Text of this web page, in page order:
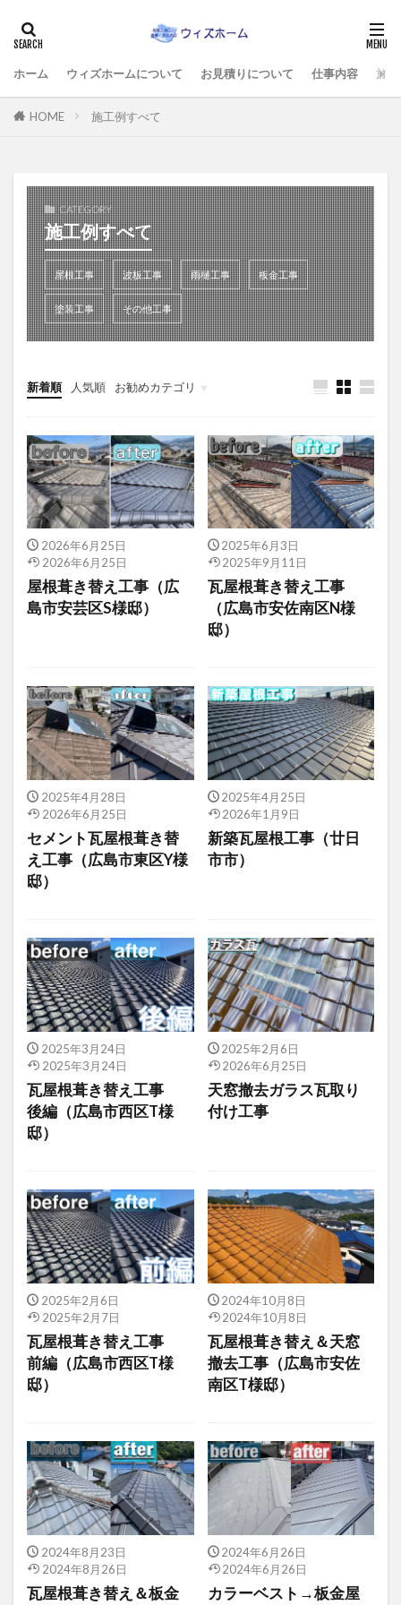
ホーム ウィズホームについて お見積りについて 仕事内容 施
HOME 施工例すべて
CATEGORY
施工例すべて
屋根工事 波板工事 雨樋工事 板金工事
塗装工事 その他工事
新着順 人気順 お勧めカテゴリ
施工例すべて
2026年6月25日
2026年6月25日
屋根葺き替え工事（広
島市安芸区S様邸）
2025年6月3日
2025年9月11日
瓦屋根葺き替え工事
（広島市安佐南区N様
邸）
2025年4月28日
2026年6月25日
セメント瓦屋根葺き替
え工事（広島市東区Y様
邸）
2025年4月25日
2026年1月9日
新築瓦屋根工事（廿日
市市）
2025年3月24日
2025年3月24日
瓦屋根葺き替え工事
後編（広島市西区T様
邸）
2025年2月6日
2026年6月25日
天窓撤去ガラス瓦取り
付け工事
2025年2月6日
2025年2月7日
瓦屋根葺き替え工事
前編（広島市西区T様
邸）
2024年10月8日
2024年10月8日
瓦屋根葺き替え＆天窓
撤去工事（広島市安佐
南区T様邸）
2024年8月23日
2024年8月26日
瓦屋根葺き替え＆板金
2024年6月26日
2024年6月26日
カラーベスト→板金屋